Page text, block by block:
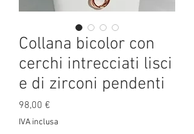
Collana bicolor con
cerchi intrecciati lisci
e di zirconi pendenti
98,00 €
IVA inclusa